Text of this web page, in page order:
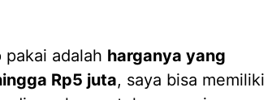
adalah harganya yang
Rp5 juta, saya bisa memiliki